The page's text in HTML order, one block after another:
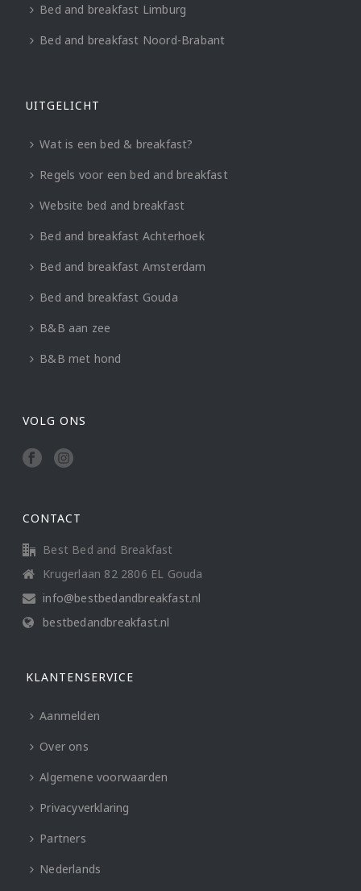
Bed and breakfast Limburg
Bed and breakfast Noord-Brabant
UITGELICHT
Wat is een bed & breakfast?
Regels voor een bed and breakfast
Website bed and breakfast
Bed and breakfast Achterhoek
Bed and breakfast Amsterdam
Bed and breakfast Gouda
B&B aan zee
B&B met hond
VOLG ONS
CONTACT
Best Bed and Breakfast
Krugerlaan 82 2806 EL Gouda
info@bestbedandbreakfast.nl
bestbedandbreakfast.nl
KLANTENSERVICE
Aanmelden
Over ons
Algemene voorwaarden
Privacyverklaring
Partners
Nederlands